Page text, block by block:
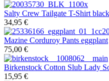
Salty Crew Tailgate T-Shirt black
34,95 €
Mazine Corduroy Pants eggplant
75,00 €
Birkenstock Cotton Slub Lady
15,95 €